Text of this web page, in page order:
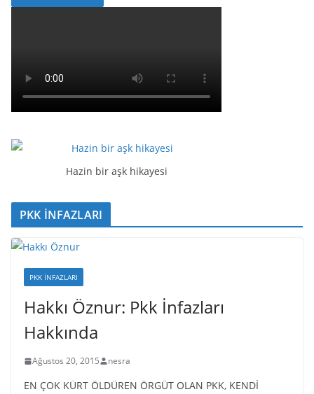
Hazin bir aşk hikayesi
PKK İNFAZLARI
PKK İNFAZLARI
Hakkı Öznur: Pkk İnfazları
Hakkında
Ağustos 20, 2015 nesra
EN ÇOK KÜRT ÖLDÜREN ÖRGÜT OLAN PKK, KENDİ